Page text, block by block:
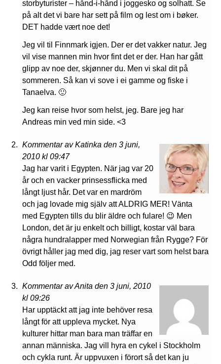
storbyturister – hånd-i-hånd i joggesko og solhatt. Se
på alt det vi bare har sett på film og lest om i bøker.
DET hadde vært noe det!
Jeg vil til Finnmark igjen. Der er det vakker natur. Jeg
vil vise mannen min hvor fint det er der. Han har gått
glipp av noe der, skjønner du. Men vi skal dit på
sommeren. Så kan vi sove i ei gamme og fiske i
Tanaelva. 🙂
Jeg kan reise hvor som helst, jeg. Bare jeg har
Andreas min ved min side. <3
Kommentar av Katinka den 3 juni,
2010 kl 09:47
Jag har varit i Egypten. När jag var 20
år och en vacker prinsessflicka med
långt ljust hår. Det var en mardröm
och jag lovade mig själv att ALDRIG MER! Vänta
med Egypten tills du blir äldre och fulare! 😉 Men
London, det är ju enkelt och billigt, kostar väl bara
några hundralapper med Norwegian från Rygge? För
övrigt håller jag med dig, jag reser vart som helst bara
Odd följer med.
Kommentar av Anita den 3 juni, 2010
kl 09:26
Har upptäckt att jag inte behöver resa
långt för att uppleva mycket. Nya
kulturer hittar man bara man träffar en
annan människa. Jag vill hyra en cykel i Stockholm
och cykla runt. Är uppvuxen i förort så det kan ju